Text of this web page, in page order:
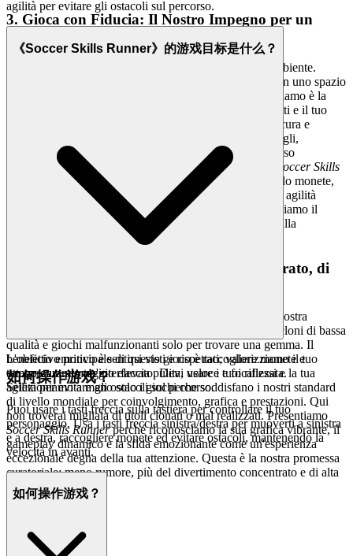
3. Gioca con Fiducia: Il Nostro Impegno per un
Un grande gioco non ha significato senza un grande ambiente.
Comprendiamo che il vero successo può avvenire solo in uno spazio
sicuro, giusto e rispettoso. Il beneficio emotivo che forniamo è la
tranquillità: la consapevolezza che i tuoi dati sono protetti e il tuo
successo è meritato. Siamo fautori di un'infrastruttura sicura e
manteniamo una politica di tolleranza zero per gli imbrogli,
garantendo che ogni punteggio elevato sia un vero riflesso
dell'abilità. Insegui quel primo posto nella classifica di
Soccer Skills
, tessendo abilmente tra gli ostacoli e raccogliendo monete,
sapendo che è una vera prova dei tuoi riflessi e della tua agilità
contro altri che giocano secondo le stesse regole. Costruiamo il
campo di gioco sicuro e giusto, così puoi concentrarti sulla
costruzione della tua eredità.
4. Rispetto per il Giocatore: Un Mondo Curato, di
Crediamo che meno è meglio, e la tua intelligenza è la nostra
bussola. Non dovresti dover attraversare una palude di cloni di bassa
qualità e giochi malfunzionanti solo per trovare una gemma. Il
beneficio emotivo è sentirsi visti e rispettati; valorizziamo il tuo
tempo curando un'interfaccia pulita, veloce e focalizzata.
Selezioniamo a mano solo i giochi che soddisfano i nostri standard
di livello mondiale per coinvolgimento, grafica e prestazioni. Qui
non troverai migliaia di titoli clonati o mal realizzati. Presentiamo
Soccer Skills Runnerperché riconosciamo la sua grafica vibrante, il
gameplay dinamico e la sfida emozionante come un'esperienza
eccezionale degna della tua attenzione. Questa è la nostra promessa
curatoriale: meno rumore, più del divertimento concentrato e di alta
qualità che meriti.
agilità per evitare gli ostacoli sul percorso.
《Soccer Skills Runner》的游戏目标是什么？
L'obiettivo principale di questo gioco è raccogliere monete e
ottenere un punteggio elevato. Devi usare i tuoi riflessi e la tua
agilità per evitare gli ostacoli sul percorso.
如何操作游戏？
Puoi usare i tasti freccia sulla tastiera per controllare il tuo
personaggio. Usa i tasti freccia sinistra/destra per muoverti a sinistra
e a destra, raccogliere monete ed evitare ostacoli, mantenendo la
velocità in avanti.
如何操作游戏？